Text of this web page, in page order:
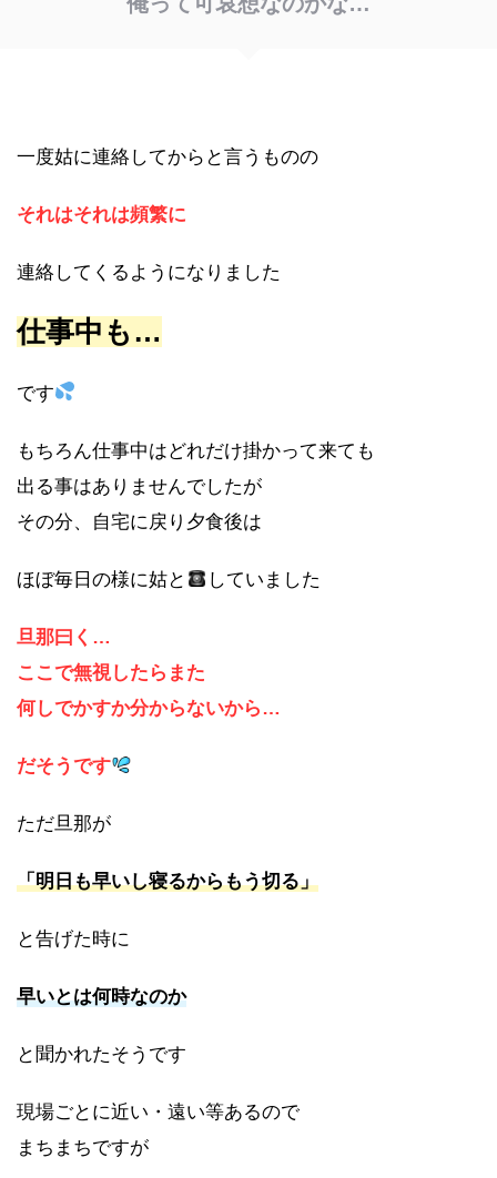
一度姑に連絡してからと言うものの
それはそれは頻繁に
連絡してくるようになりました
仕事中も…
です
もちろん仕事中はどれだけ掛かって来ても
出る事はありませんでしたが
その分、自宅に戻り夕食後は
ほぼ毎日の様に姑と していました
旦那曰く…
ここで無視したらまた
何しでかすか分からないから…
だそうです
ただ旦那が
「明日も早いし寝るからもう切る」
と告げた時に
早いとは何時なのか
と聞かれたそうです
現場ごとに近い・遠い等あるので
まちまちですが